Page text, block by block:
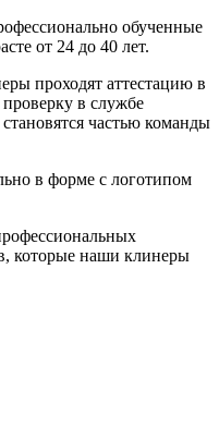
обученные
от 24 до 40 лет.
проходят аттестацию в
в службе
частью команды
в форме с логотипом
которые наши клинеры